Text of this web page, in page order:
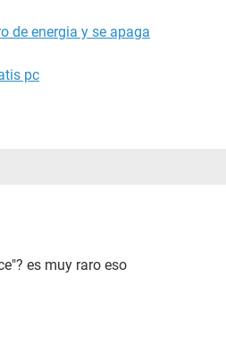
de energia y se apaga
pc
es muy raro eso